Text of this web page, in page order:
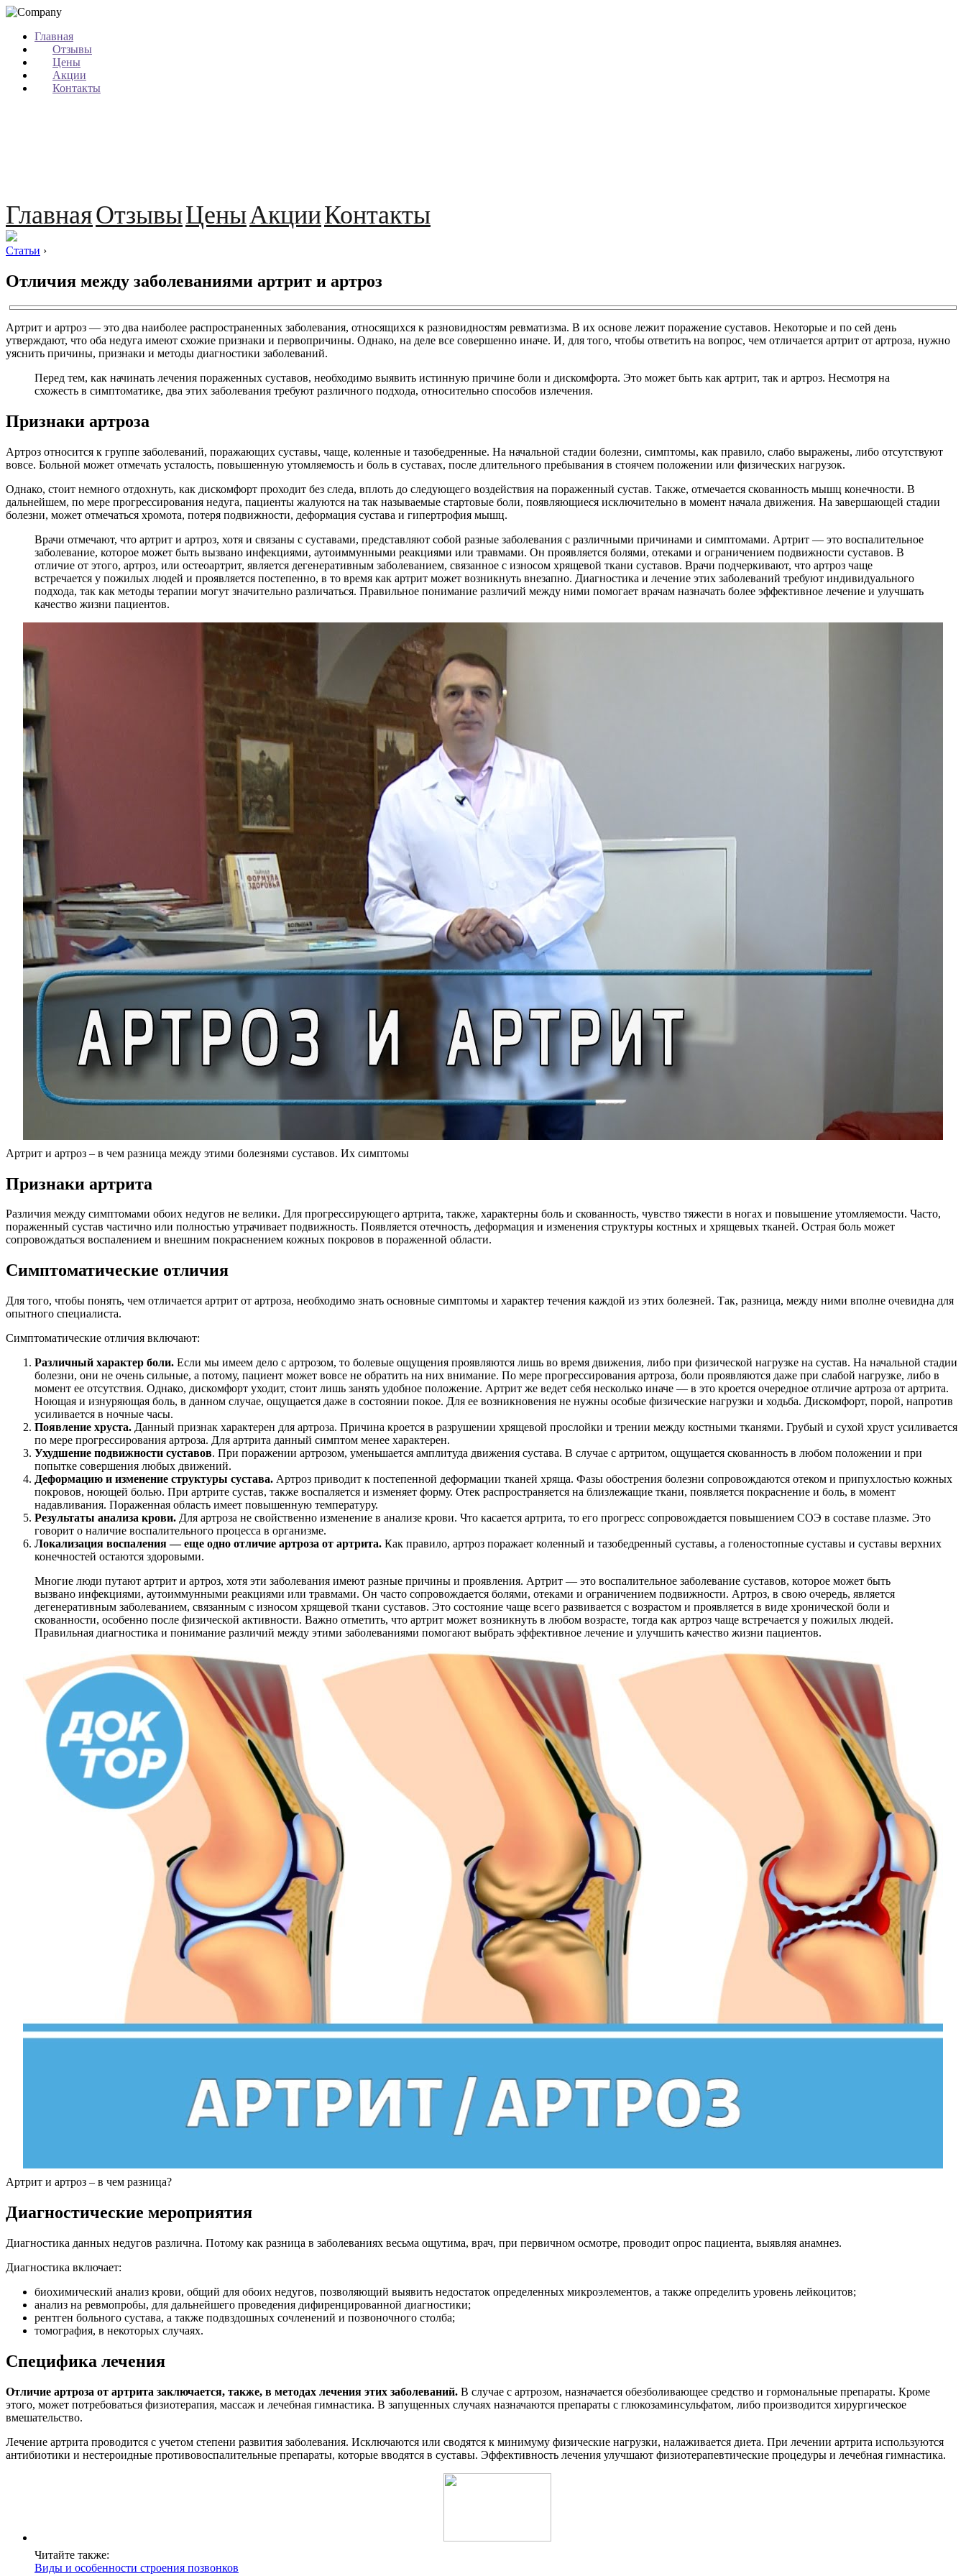
Главная
Отзывы
Цены
Акции
Контакты
ГлавнаяОтзывыЦеныАкцииКонтакты
Статьи ›
Отличия между заболеваниями артрит и артроз
Артрит и артроз — это два наиболее распространенных заболевания, относящихся к разновидностям ревматизма. В их основе лежит поражение суставов. Некоторые и по сей день
утверждают, что оба недуга имеют схожие признаки и первопричины. Однако, на деле все совершенно иначе. И, для того, чтобы ответить на вопрос, чем отличается артрит от артроза, нужно
уяснить причины, признаки и методы диагностики заболеваний.
Перед тем, как начинать лечения пораженных суставов, необходимо выявить истинную причине боли и дискомфорта. Это может быть как артрит, так и артроз. Несмотря на
схожесть в симптоматике, два этих заболевания требуют различного подхода, относительно способов излечения.
Признаки артроза
Артроз относится к группе заболеваний, поражающих суставы, чаще, коленные и тазобедренные. На начальной стадии болезни, симптомы, как правило, слабо выражены, либо отсутствуют
вовсе. Больной может отмечать усталость, повышенную утомляемость и боль в суставах, после длительного пребывания в стоячем положении или физических нагрузок.
Однако, стоит немного отдохнуть, как дискомфорт проходит без следа, вплоть до следующего воздействия на пораженный сустав. Также, отмечается скованность мышц конечности. В
дальнейшем, по мере прогрессирования недуга, пациенты жалуются на так называемые стартовые боли, появляющиеся исключительно в момент начала движения. На завершающей стадии
болезни, может отмечаться хромота, потеря подвижности, деформация сустава и гипертрофия мышц.
Врачи отмечают, что артрит и артроз, хотя и связаны с суставами, представляют собой разные заболевания с различными причинами и симптомами. Артрит — это воспалительное
заболевание, которое может быть вызвано инфекциями, аутоиммунными реакциями или травмами. Он проявляется болями, отеками и ограничением подвижности суставов. В
отличие от этого, артроз, или остеоартрит, является дегенеративным заболеванием, связанное с износом хрящевой ткани суставов. Врачи подчеркивают, что артроз чаще
встречается у пожилых людей и проявляется постепенно, в то время как артрит может возникнуть внезапно. Диагностика и лечение этих заболеваний требуют индивидуального
подхода, так как методы терапии могут значительно различаться. Правильное понимание различий между ними помогает врачам назначать более эффективное лечение и улучшать
качество жизни пациентов.
Артрит и артроз – в чем разница между этими болезнями суставов. Их симптомы
Признаки артрита
Различия между симптомами обоих недугов не велики. Для прогрессирующего артрита, также, характерны боль и скованность, чувство тяжести в ногах и повышение утомляемости. Часто,
пораженный сустав частично или полностью утрачивает подвижность. Появляется отечность, деформация и изменения структуры костных и хрящевых тканей. Острая боль может
сопровождаться воспалением и внешним покраснением кожных покровов в пораженной области.
Симптоматические отличия
Для того, чтобы понять, чем отличается артрит от артроза, необходимо знать основные симптомы и характер течения каждой из этих болезней. Так, разница, между ними вполне очевидна для
опытного специалиста.
Симптоматические отличия включают:
Различный характер боли. Если мы имеем дело с артрозом, то болевые ощущения проявляются лишь во время движения, либо при физической нагрузке на сустав. На начальной стадии
болезни, они не очень сильные, а потому, пациент может вовсе не обратить на них внимание. По мере прогрессирования артроза, боли проявляются даже при слабой нагрузке, либо в
момент ее отсутствия. Однако, дискомфорт уходит, стоит лишь занять удобное положение. Артрит же ведет себя несколько иначе — в это кроется очередное отличие артроза от артрита.
Ноющая и изнуряющая боль, в данном случае, ощущается даже в состоянии покое. Для ее возникновения не нужны особые физические нагрузки и ходьба. Дискомфорт, порой, напротив
усиливается в ночные часы.
Появление хруста. Данный признак характерен для артроза. Причина кроется в разрушении хрящевой прослойки и трении между костными тканями. Грубый и сухой хруст усиливается
по мере прогрессирования артроза. Для артрита данный симптом менее характерен.
Ухудшение подвижности суставов. При поражении артрозом, уменьшается амплитуда движения сустава. В случае с артритом, ощущается скованность в любом положении и при
попытке совершения любых движений.
Деформацию и изменение структуры сустава. Артроз приводит к постепенной деформации тканей хряща. Фазы обострения болезни сопровождаются отеком и припухлостью кожных
покровов, ноющей болью. При артрите сустав, также воспаляется и изменяет форму. Отек распространяется на близлежащие ткани, появляется покраснение и боль, в момент
надавливания. Пораженная область имеет повышенную температуру.
Результаты анализа крови. Для артроза не свойственно изменение в анализе крови. Что касается артрита, то его прогресс сопровождается повышением СОЭ в составе плазме. Это
говорит о наличие воспалительного процесса в организме.
Локализация воспаления — еще одно отличие артроза от артрита. Как правило, артроз поражает коленный и тазобедренный суставы, а голеностопные суставы и суставы верхних
конечностей остаются здоровыми.
Многие люди путают артрит и артроз, хотя эти заболевания имеют разные причины и проявления. Артрит — это воспалительное заболевание суставов, которое может быть
вызвано инфекциями, аутоиммунными реакциями или травмами. Он часто сопровождается болями, отеками и ограничением подвижности. Артроз, в свою очередь, является
дегенеративным заболеванием, связанным с износом хрящевой ткани суставов. Это состояние чаще всего развивается с возрастом и проявляется в виде хронической боли и
скованности, особенно после физической активности. Важно отметить, что артрит может возникнуть в любом возрасте, тогда как артроз чаще встречается у пожилых людей.
Правильная диагностика и понимание различий между этими заболеваниями помогают выбрать эффективное лечение и улучшить качество жизни пациентов.
Артрит и артроз – в чем разница?
Диагностические мероприятия
Диагностика данных недугов различна. Потому как разница в заболеваниях весьма ощутима, врач, при первичном осмотре, проводит опрос пациента, выявляя анамнез.
Диагностика включает:
биохимический анализ крови, общий для обоих недугов, позволяющий выявить недостаток определенных микроэлементов, а также определить уровень лейкоцитов;
анализ на ревмопробы, для дальнейшего проведения дифиренцированной диагностики;
рентген больного сустава, а также подвздошных сочленений и позвоночного столба;
томография, в некоторых случаях.
Специфика лечения
Отличие артроза от артрита заключается, также, в методах лечения этих заболеваний. В случае с артрозом, назначается обезболивающее средство и гормональные препараты. Кроме
этого, может потребоваться физиотерапия, массаж и лечебная гимнастика. В запущенных случаях назначаются препараты с глюкозаминсульфатом, либо производится хирургическое
вмешательство.
Лечение артрита проводится с учетом степени развития заболевания. Исключаются или сводятся к минимуму физические нагрузки, налаживается диета. При лечении артрита используются
антибиотики и нестероидные противовоспалительные препараты, которые вводятся в суставы. Эффективность лечения улучшают физиотерапевтические процедуры и лечебная гимнастика.
Читайте также:
Виды и особенности строения позвонков